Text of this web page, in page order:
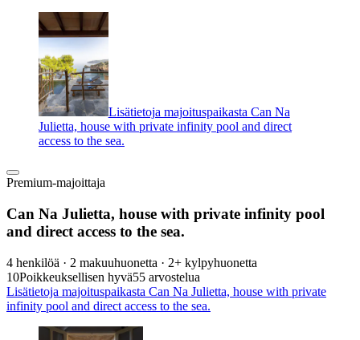
Lisätietoja majoituspaikasta Can Na
Julietta, house with private infinity pool and direct
access to the sea.
Premium-majoittaja
Can Na Julietta, house with private infinity pool
and direct access to the sea.
4 henkilöä · 2 makuuhuonetta · 2+ kylpyhuonetta
10Poikkeuksellisen hyvä55 arvostelua
Lisätietoja majoituspaikasta Can Na Julietta, house with private
infinity pool and direct access to the sea.